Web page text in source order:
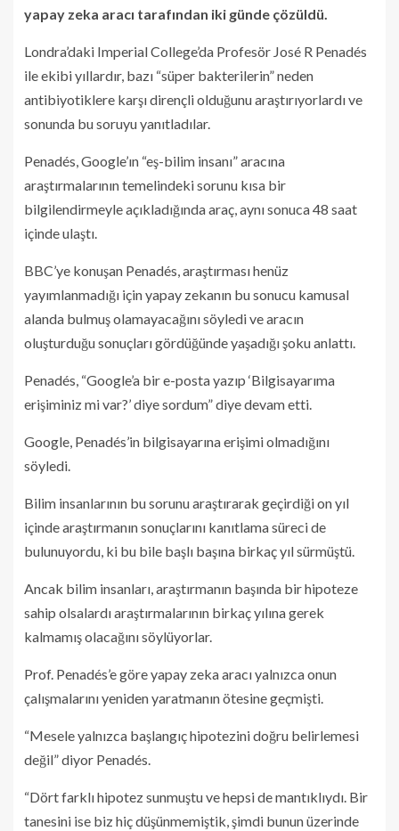
yapay zeka aracı tarafından iki günde çözüldü.
Londra’daki Imperial College’da Profesör José R Penadés
ile ekibi yıllardır, bazı “süper bakterilerin” neden
antibiyotiklere karşı dirençli olduğunu araştırıyorlardı ve
sonunda bu soruyu yanıtladılar.
Penadés, Google’ın “eş-bilim insanı” aracına
araştırmalarının temelindeki sorunu kısa bir
bilgilendirmeyle açıkladığında araç, aynı sonuca 48 saat
içinde ulaştı.
BBC’ye konuşan Penadés, araştırması henüz
yayımlanmadığı için yapay zekanın bu sonucu kamusal
alanda bulmuş olamayacağını söyledi ve aracın
oluşturduğu sonuçları gördüğünde yaşadığı şoku anlattı.
Penadés, “Google’a bir e-posta yazıp ‘Bilgisayarıma
erişiminiz mi var?’ diye sordum” diye devam etti.
Google, Penadés’in bilgisayarına erişimi olmadığını
söyledi.
Bilim insanlarının bu sorunu araştırarak geçirdiği on yıl
içinde araştırmanın sonuçlarını kanıtlama süreci de
bulunuyordu, ki bu bile başlı başına birkaç yıl sürmüştü.
Ancak bilim insanları, araştırmanın başında bir hipoteze
sahip olsalardı araştırmalarının birkaç yılına gerek
kalmamış olacağını söylüyorlar.
Prof. Penadés’e göre yapay zeka aracı yalnızca onun
çalışmalarını yeniden yaratmanın ötesine geçmişti.
“Mesele yalnızca başlangıç hipotezini doğru belirlemesi
değil” diyor Penadés.
“Dört farklı hipotez sunmuştu ve hepsi de mantıklıydı. Bir
tanesini ise biz hiç düşünmemiştik, şimdi bunun üzerinde